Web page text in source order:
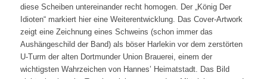
diese Scheiben untereinander recht homogen. Der „König Der
Idioten“ markiert hier eine Weiterentwicklung. Das Cover-Artwork
zeigt eine Zeichnung eines Schweins (schon immer das
Aushängeschild der Band) als böser Harlekin vor dem zerstörten
U-Turm der alten Dortmunder Union Brauerei, einem der
wichtigsten Wahrzeichen von Hannes’ Heimatstadt. Das Bild